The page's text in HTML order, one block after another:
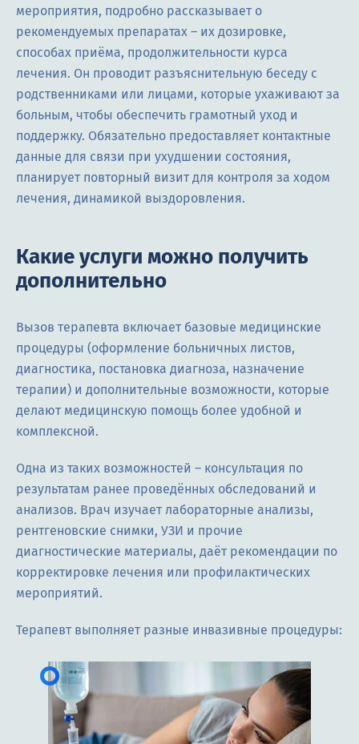
мероприятия, подробно рассказывает о
рекомендуемых препаратах – их дозировке,
способах приёма, продолжительности курса
лечения. Он проводит разъяснительную беседу с
родственниками или лицами, которые ухаживают за
больным, чтобы обеспечить грамотный уход и
поддержку. Обязательно предоставляет контактные
данные для связи при ухудшении состояния,
планирует повторный визит для контроля за ходом
лечения, динамикой выздоровления.
Какие услуги можно получить
дополнительно
Вызов терапевта включает базовые медицинские
процедуры (оформление больничных листов,
диагностика, постановка диагноза, назначение
терапии) и дополнительные возможности, которые
делают медицинскую помощь более удобной и
комплексной.
Одна из таких возможностей – консультация по
результатам ранее проведённых обследований и
анализов. Врач изучает лабораторные анализы,
рентгеновские снимки, УЗИ и прочие
диагностические материалы, даёт рекомендации по
корректировке лечения или профилактических
мероприятий.
Терапевт выполняет разные инвазивные процедуры: